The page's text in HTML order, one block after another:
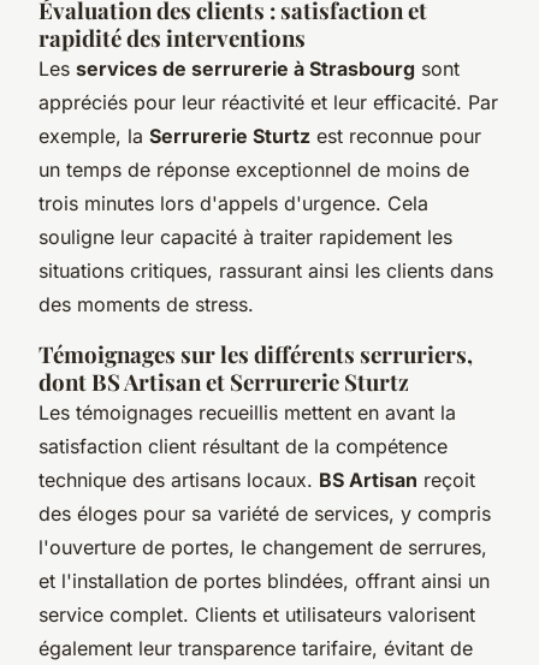
Évaluation des clients : satisfaction et
rapidité des interventions
Les services de serrurerie à Strasbourg sont
appréciés pour leur réactivité et leur efficacité. Par
exemple, la Serrurerie Sturtz est reconnue pour
un temps de réponse exceptionnel de moins de
trois minutes lors d'appels d'urgence. Cela
souligne leur capacité à traiter rapidement les
situations critiques, rassurant ainsi les clients dans
des moments de stress.
Témoignages sur les différents serruriers,
dont BS Artisan et Serrurerie Sturtz
Les témoignages recueillis mettent en avant la
satisfaction client résultant de la compétence
technique des artisans locaux. BS Artisan reçoit
des éloges pour sa variété de services, y compris
l'ouverture de portes, le changement de serrures,
et l'installation de portes blindées, offrant ainsi un
service complet. Clients et utilisateurs valorisent
également leur transparence tarifaire, évitant de